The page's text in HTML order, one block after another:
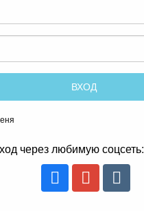
через любимую соцсеть: